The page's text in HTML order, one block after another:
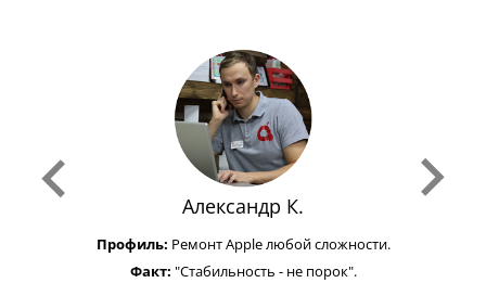
Александр К.
Профиль: Ремонт Apple любой сложности.
Факт: "Стабильность - не порок".